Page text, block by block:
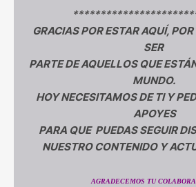
GRACIAS POR ESTAR AQUÍ,
SER
PARTE DE AQUELLOS QUE
MUNDO.
HOY NECESITAMOS DE TI Y
APOYES
PARA QUE PUEDAS SEGUIR
NUESTRO CONTENIDO Y
AGRADECEMOS TU